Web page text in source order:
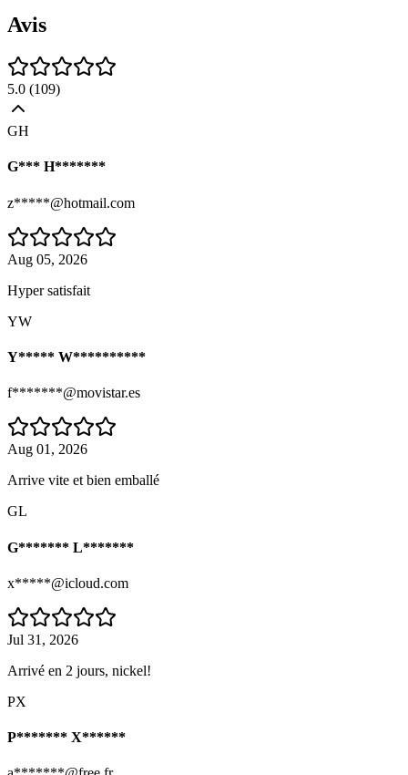
Avis
5.0 (109)
GH
G*** H*******
z*****@hotmail.com
Aug 05, 2026
Hyper satisfait
YW
Y***** W**********
f*******@movistar.es
Aug 01, 2026
Arrive vite et bien emballé
GL
G******* L*******
x*****@icloud.com
Jul 31, 2026
Arrivé en 2 jours, nickel!
PX
P******* X******